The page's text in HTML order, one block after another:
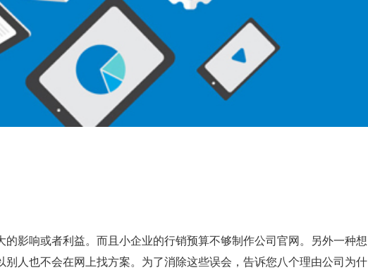
影响或者利益。而且小企业的行销预算不够制作公司官网。另外一种想
人也不会在网上找方案。为了消除这些误会，告诉您八个理由公司为什